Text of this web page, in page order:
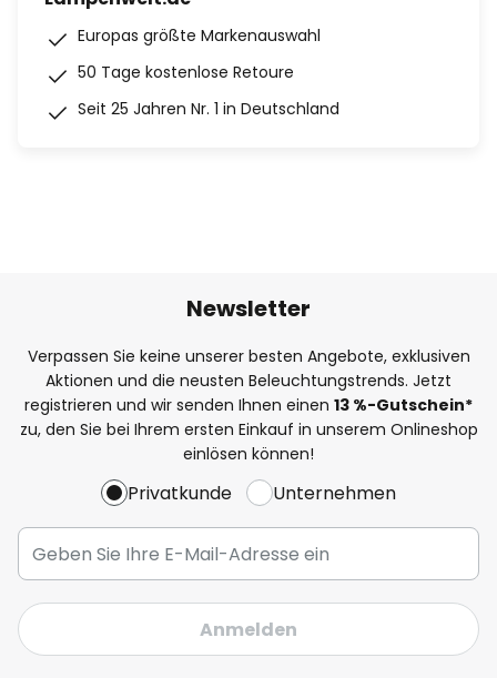
Europas größte Markenauswahl
50 Tage kostenlose Retoure
Seit 25 Jahren Nr. 1 in Deutschland
Newsletter
Verpassen Sie keine unserer besten Angebote, exklusiven
Aktionen und die neusten Beleuchtungstrends. Jetzt
registrieren und wir senden Ihnen einen 13 %-Gutschein*
zu, den Sie bei Ihrem ersten Einkauf in unserem Onlineshop
einlösen können!
Privatkunde Unternehmen
Anmelden